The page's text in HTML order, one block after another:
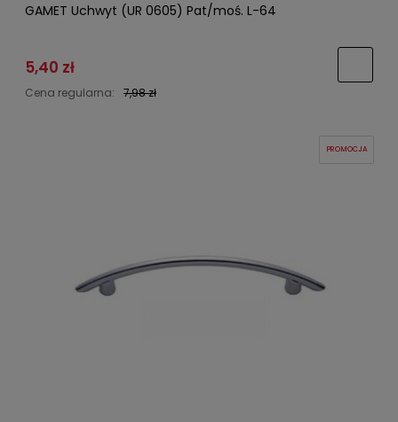
GAMET Uchwyt (UR 0605) Pat/moś. L-64
5,40 zł
Cena regularna: 7,98 zł
PROMOCJA